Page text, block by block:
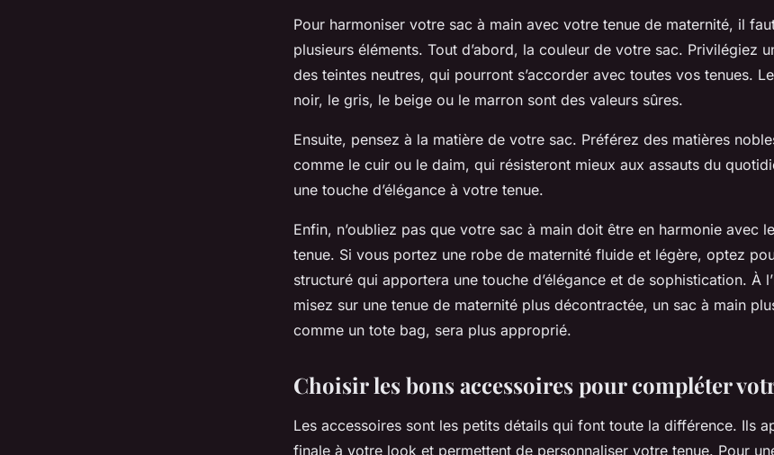
Pour harmoniser votre sac à main avec votre tenue de maternité, il
plusieurs éléments. Tout d’abord, la couleur de votre sac. Privilégiez
des teintes neutres, qui pourront s’accorder avec toutes vos tenues.
noir, le gris, le beige ou le marron sont des valeurs sûres.
Ensuite, pensez à la matière de votre sac. Préférez des matières
comme le cuir ou le daim, qui résisteront mieux aux assauts du
une touche d’élégance à votre tenue.
Enfin, n’oubliez pas que votre sac à main doit être en harmonie avec
tenue. Si vous portez une robe de maternité fluide et légère, optez
structuré qui apportera une touche d’élégance et de sophistication. À
misez sur une tenue de maternité plus décontractée, un sac à main
comme un tote bag, sera plus approprié.
Choisir les bons accessoires pour compléter
Les accessoires sont les petits détails qui font toute la différence. Ils
finale à votre look et permettent de personnaliser votre tenue. Pour